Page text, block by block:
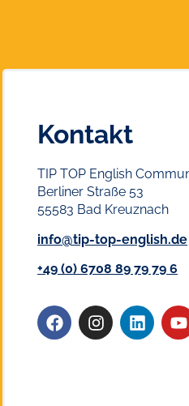
Kontakt
TIP TOP English
Berliner Straße 53
55583 Bad Kreuznach
info@tip-top-english.de
+49 (0) 6708 89 79 79 6